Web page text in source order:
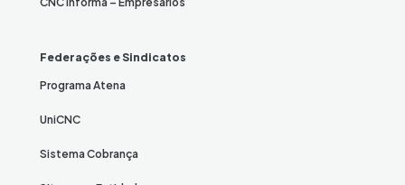
Federações e Sindicatos
Programa Atena
UniCNC
Sistema Cobrança